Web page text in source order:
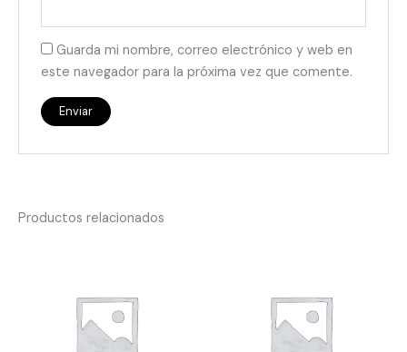
Guarda mi nombre, correo electrónico y web en
este navegador para la próxima vez que comente.
Productos relacionados